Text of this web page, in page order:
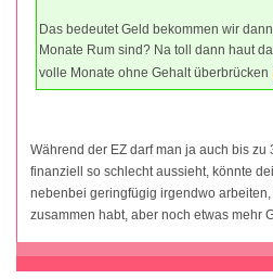
Das bedeutet Geld bekommen wir
Monate Rum sind? Na toll dann haut
volle Monate ohne Gehalt überbrücken
Während der EZ darf man ja auch bis zu
finanziell so schlecht aussieht, könnte
nebenbei geringfügig irgendwo
zusammen habt, aber noch etwas mehr